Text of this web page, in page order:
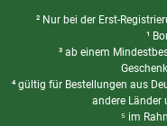
² Nur bei der Erst-
¹
³ ab einem
⁴ gültig für Bestellungen aus
andere Länder
⁵ im